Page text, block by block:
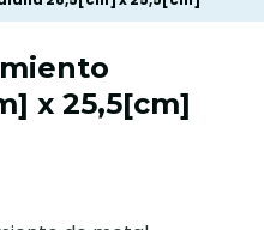
x 25,5[cm]